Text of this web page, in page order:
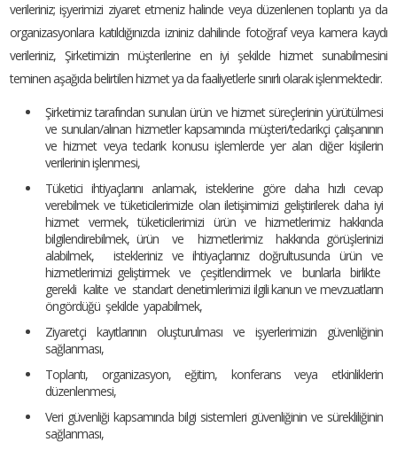
verileriniz; işyerimizi ziyaret etmeniz halinde veya düzenlenen toplantı ya da
organizasyonlara katıldığınızda izniniz dahilinde fotoğraf veya kamera kaydı
verileriniz, Şirketimizin müşterilerine en iyi şekilde hizmet sunabilmesini
teminen aşağıda belirtilen hizmet ya da faaliyetlerle sınırlı olarak işlenmektedir.
Şirketimiz tarafından sunulan ürün ve hizmet süreçlerinin yürütülmesi
ve sunulan/alınan hizmetler kapsamında müşteri/tedarikçi çalışanının
ve hizmet veya tedarik konusu işlemlerde yer alan diğer kişilerin
verilerinin işlenmesi,
Tüketici ihtiyaçlarını anlamak, isteklerine göre daha hızlı cevap
verebilmek ve tüketicilerimizle olan iletişimimizi geliştirilerek daha iyi
hizmet vermek, tüketicilerimizi ürün ve hizmetlerimiz hakkında
bilgilendirebilmek, ürün ve hizmetlerimiz hakkında görüşlerinizi
alabilmek, istekleriniz ve ihtiyaçlarınız doğrultusunda ürün ve
hizmetlerimizi geliştirmek ve çeşitlendirmek ve bunlarla birlikte
gerekli kalite ve standart denetimlerimizi ilgili kanun ve mevzuatların
öngördüğü şekilde yapabilmek,
Ziyaretçi kayıtlarının oluşturulması ve işyerlerimizin güvenliğinin
sağlanması,
Toplantı, organizasyon, eğitim, konferans veya etkinliklerin
düzenlenmesi,
Veri güvenliği kapsamında bilgi sistemleri güvenliğinin ve sürekliliğinin
sağlanması,